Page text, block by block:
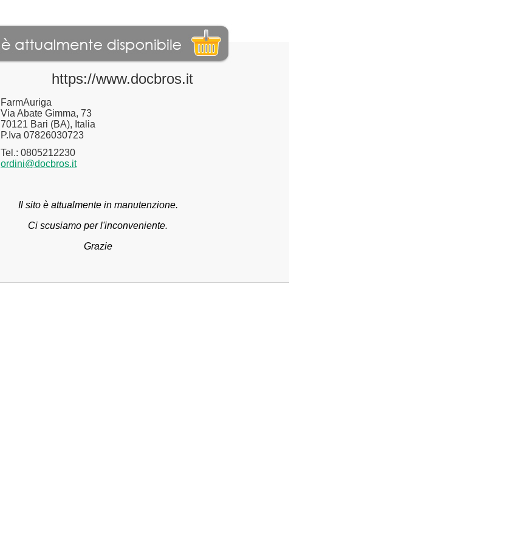
https://www.docbros.it
FarmAuriga
Via Abate Gimma, 73
70121 Bari (BA), Italia
P.Iva 07826030723
Tel.: 0805212230
ordini@docbros.it
Il sito è attualmente in manutenzione.
Ci scusiamo per l'inconveniente.
Grazie